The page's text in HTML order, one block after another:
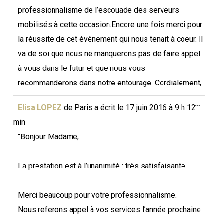
professionnalisme de l’escouade des serveurs
mobilisés à cette occasion.Encore une fois merci pour
la réussite de cet évènement qui nous tenait à coeur. Il
va de soi que nous ne manquerons pas de faire appel
à vous dans le futur et que nous vous
recommanderons dans notre entourage. Cordialement,
Elisa LOPEZ de Paris a écrit le17 juin 2016 à 9 h 12
min
"Bonjour Madame,
La prestation est à l’unanimité : très satisfaisante.
Merci beaucoup pour votre professionnalisme.
Nous referons appel à vos services l’année prochaine
...